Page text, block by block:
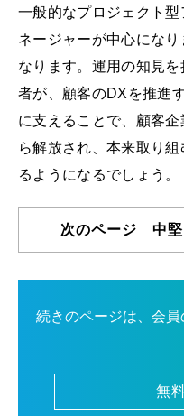
一般的なプロジェクト
ネージャーが中心にな
なります。運用の知見
者が、顧客のDXを推進
に支えることで、顧客
ら解放され、本来取り
るようになるでしょう。
次のページ 中堅
続きのページは、会
無